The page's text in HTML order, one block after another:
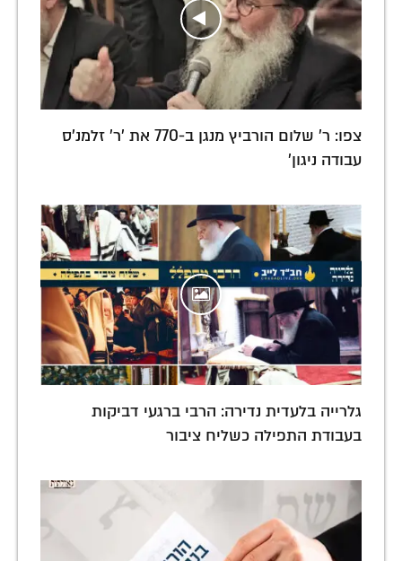
צפו: ר' שלום הורביץ מנגן ב-770 את 'ר' זלמנ'ס
עבודה ניגון'
גלרייה בלעדית נדירה: הרבי ברגעי דביקות
בעבודת התפילה כשליח ציבור